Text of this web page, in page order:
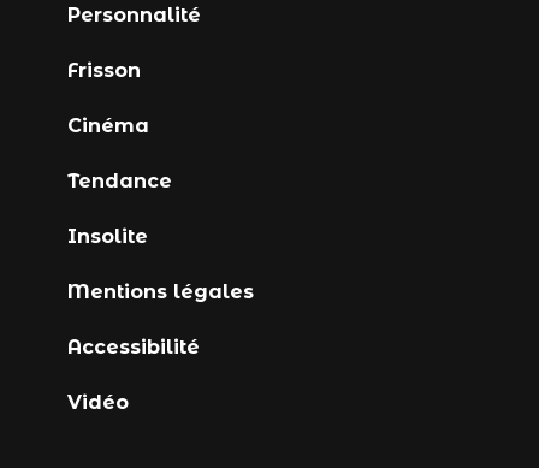
Vidéo
Personnalité
Frisson
Cinéma
Tendance
Insolite
Mentions légales
Accessibilité